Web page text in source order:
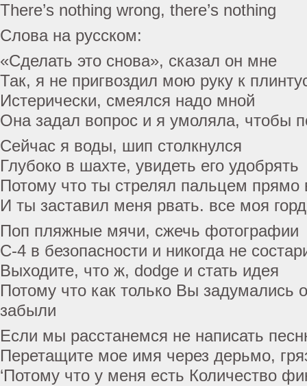
There’s nothing wrong, there’s nothing
Слова на русском:
«Сделать это снова», сказал он мне
Так, я не пригвоздил мою руку к
Истерически, смеялся надо мной
Она задал вопрос и я умоляла, чтобы
Сейчас я воды, шип столкнулся
Глубоко в шахте, увидеть его удобрять
Потому что ты стрелял пальцем прямо
И ты заставил меня рвать. все моя
Поп пляжные мячи, сжечь фотографии
С-4 в безопасности и никогда не
Выходите, что ж, dodge и стать идея
Потому что как только Вы задумались
забыли
Если мы расстанемся не написать
Перетащите мое имя через дерьмо,
‘Потому что у меня есть Количество